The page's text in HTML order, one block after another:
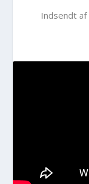
Indsendt af